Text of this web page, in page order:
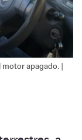
motor apagado. |